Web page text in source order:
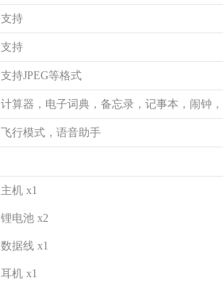
支持
支持
支持JPEG等格式
计算器，电子词典，备忘录，记事本，闹钟
飞行模式，语音助手
主机 x1
锂电池 x2
数据线 x1
耳机 x1